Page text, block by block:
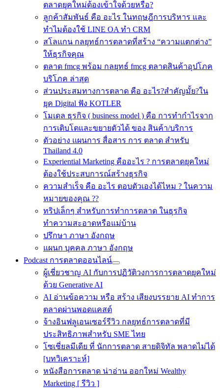
ตลาดยุคใหม่ต้องเข้าใจด้วยหรือ?
ลูกค้าสัมพันธ์ คือ อะไร ในทฤษฎีการบริหาร และ
ทำไมต้องใช้ LINE OA ทำ CRM
สโลแกน กลยุทธ์การตลาดที่สร้าง “ความแตกต่าง”
ให้ธุรกิจคุณ
ตลาด fmcg พร้อม กลยุทธ์ fmcg ตลาดสินค้าอุปโภค
บริโภค ล่าสุด
ส่วนประสมทางการตลาด คือ อะไร?สำคัญมั้ย?ใน
ยุค Digital ฟัง KOTLER
โมเดล ธุรกิจ ( business model ) คือ การทำกำไรจาก
การเติบโตและขยายตัวได้ ของ สินค้า/บริการ
ตัวอย่าง แผนการ สื่อสาร การ ตลาด สำหรับ
Thailand 4.0
Experiential Marketing คืออะไร ? การตลาดยุคใหม่
ต้องใช้ประสบการณ์สร้างธุรกิจ
ความสำเร็จ คือ อะไร ตอบตัวเองได้ไหม ? ในความ
หมายของคุณ ??
ทริปเล็กๆ สำหรับการทำการตลาด ในธุรกิจ
ทำความสะอาดหรือแม่บ้าน
ปรึกษา ภาษา อังกฤษ
แผนก บุคคล ภาษา อังกฤษ
Podcast การตลาดออนไลน์
ผู้เชี่ยวชาญ AI กับการปฏิวัติวงการการตลาดยุคใหม่
ด้วย Generative AI
AI อ่านข้อความ หรือ สร้าง เสียงบรรยาย AI ทำการ
ตลาดผ่านพอดแคสต์
จ้างอินฟลูเอนเซอร์รีวิว กลยุทธ์การตลาดที่มี
ประสิทธิภาพสำหรับ SME ไทย
โซเชี่ยลมีเดีย ที่ นักการตลาด สายดิจิทัล พลาดไม่ได้
[บทวิเคราะห์]
หนังสือการตลาด น่าอ่าน ออกใหม่ Wealthy
Marketing [ รีวิว ]